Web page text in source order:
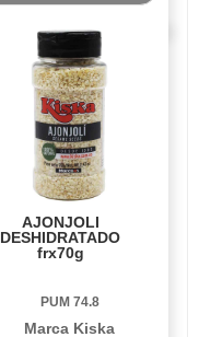
AJONJOLI
DESHIDRATADO
frx70g
PUM 74.8
Marca Kiska